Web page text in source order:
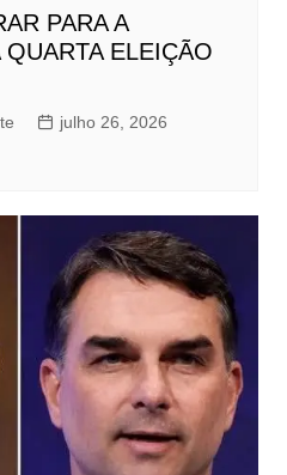
PARA A
ELEIÇÃO
julho 26, 2026